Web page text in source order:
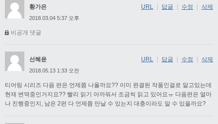
황가은
2018.03.04 5:37 오후
비공개 댓글
URL | 답글 | 수정 | 삭제
선혜윤
2018.05.13 1:33 오전
티어링 시리즈 다음 편은 언제쯤 나올까요?? 이미 완결된 작품인걸로 알고있는데
현재 변역중인거지요?? 빨리 읽기 아까워서 조금씩 읽고 있어요ㅠ 다음편은 얼마
나 진행중인지, 남은 2편 다 언제쯤 만날 수 있는지 대충이라도 알 수 있을까요?
URL 답글 수정 삭제